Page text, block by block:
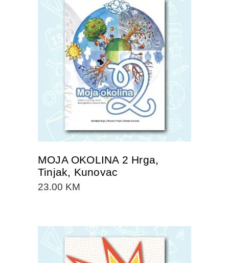
DODAJTE U KORPU
MOJA OKOLINA 2 Hrga,
Tinjak, Kunovac
23.00 KM